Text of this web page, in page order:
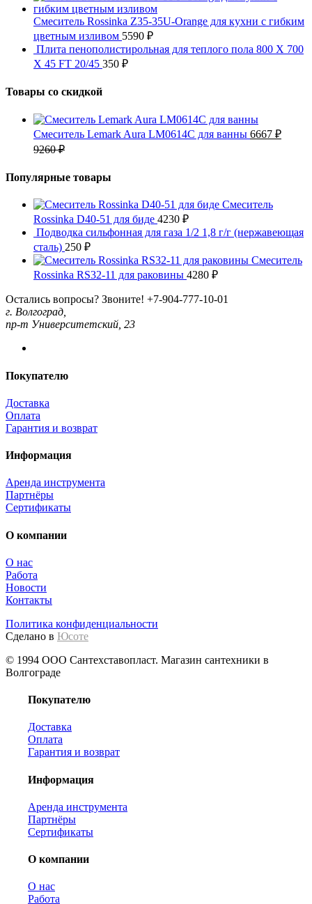
Смеситель Rossinka Z35-35U-Orange для кухни с гибким
цветным изливом 5590 ₽
Плита пенополистирольная для теплого пола 800 X 700
X 45 FT 20/45 350 ₽
Товары со скидкой
Смеситель Lemark Aura LM0614C для ванны 6667 ₽
9260₽
Популярные товары
Смеситель
Rossinka D40-51 для биде 4230 ₽
Подводка сильфонная для газа 1/2 1,8 г/г (нержавеющая
сталь) 250 ₽
Смеситель
Rossinka RS32-11 для раковины 4280 ₽
Остались вопросы? Звоните! +7-904-777-10-01
г. Волгоград,
пр-т Университетский, 23
Покупателю
Доставка
Оплата
Гарантия и возврат
Информация
Аренда инструмента
Партнёры
Сертификаты
О компании
О нас
Работа
Новости
Контакты
Политика конфиденциальности
Сделано в Юсоте
© 1994 ООО Сантехставопласт. Магазин сантехники в
Волгограде
Покупателю
Доставка
Оплата
Гарантия и возврат
Информация
Аренда инструмента
Партнёры
Сертификаты
О компании
О нас
Работа